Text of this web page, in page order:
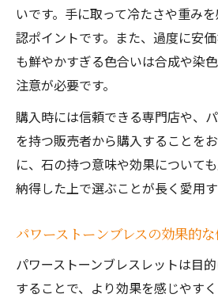
いです。手に取って冷たさや重み
認ポイントです。また、過度に安
も鮮やかすぎる色合いは合成や染
注意が必要です。
購入時には信頼できる専門店や、
を持つ販売者から購入することを
に、石の持つ意味や効果について
納得した上で選ぶことが長く愛用す
パワーストーンブレスの効果的
パワーストーンブレスレットは目
することで、より効果を感じやすく